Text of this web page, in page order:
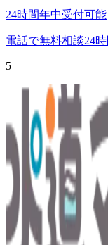
24時間年中受付可能
電話で無料相談24
5